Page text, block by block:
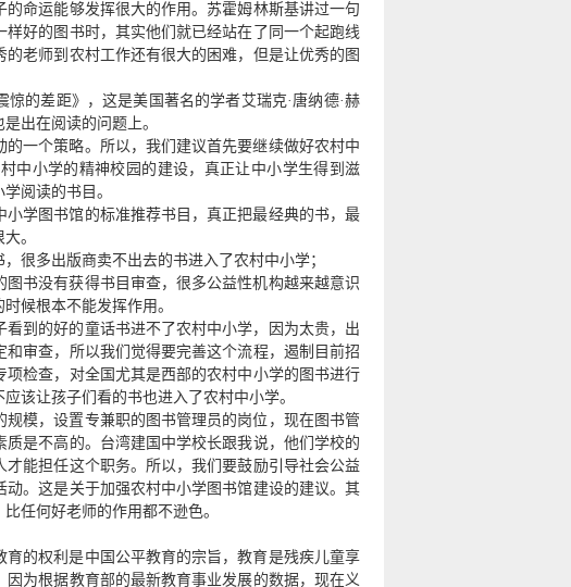
命运能够发挥很大的作用。苏霍姆林斯基讲过一句
好的图书时，其实他们就已经站在了同一个起跑线
老师到农村工作还有很大的困难，但是让优秀的图
的差距》，这是美国著名的学者艾瑞克·唐纳德·赫
出在阅读的问题上。
一个策略。所以，我们建议首先要继续做好农村中
中小学的精神校园的建设，真正让中小学生得到滋
阅读的书目。
学图书馆的标准推荐书目，真正把最经典的书，最
。
很多出版商卖不出去的书进入了农村中小学；
书没有获得书目审查，很多公益性机构越来越意识
候根本不能发挥作用。
到的好的童话书进不了农村中小学，因为太贵，出
审查，所以我们觉得要完善这个流程，遏制目前招
检查，对全国尤其是西部的农村中小学的图书进行
该让孩子们看的书也进入了农村中小学。
模，设置专兼职的图书管理员的岗位，现在图书管
是不高的。台湾建国中学校长跟我说，他们学校的
能担任这个职务。所以，我们要鼓励引导社会公益
。这是关于加强农村中小学图书馆建设的建议。其
任何好老师的作用都不逊色。
的权利是中国公平教育的宗旨，教育是残疾儿童享
为根据教育部的最新教育事业发展的数据，现在义